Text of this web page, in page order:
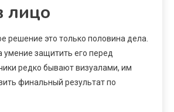
лицо
решение это только половина дела.
умение защитить его перед
редко бывают визуалами, им
финальный результат по